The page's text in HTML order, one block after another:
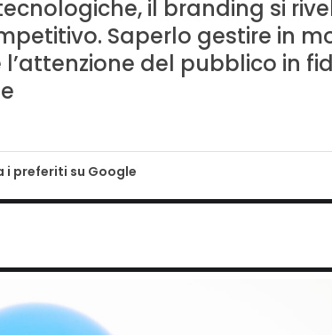
il branding si
Saperlo gestire in
del pubblico in
i preferiti su Google